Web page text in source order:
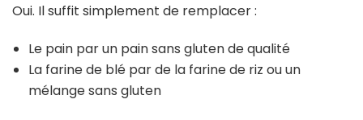
Oui. Il suffit simplement de remplacer :
Le pain par un pain sans gluten de qualité
La farine de blé par de la farine de riz ou un
mélange sans gluten